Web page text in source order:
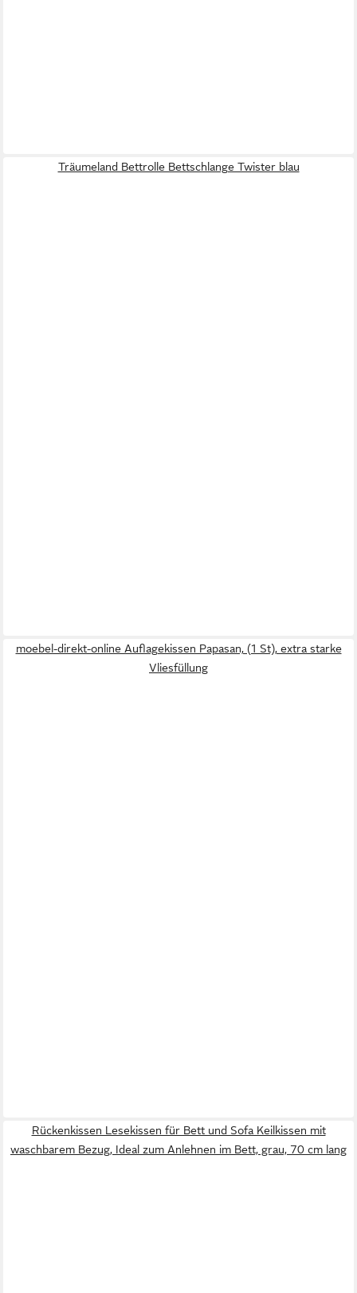
Träumeland Bettrolle Bettschlange Twister blau
moebel-direkt-online Auflagekissen Papasan, (1 St), extra starke
Vliesfüllung
Rückenkissen Lesekissen für Bett und Sofa Keilkissen mit
waschbarem Bezug, Ideal zum Anlehnen im Bett, grau, 70 cm lang